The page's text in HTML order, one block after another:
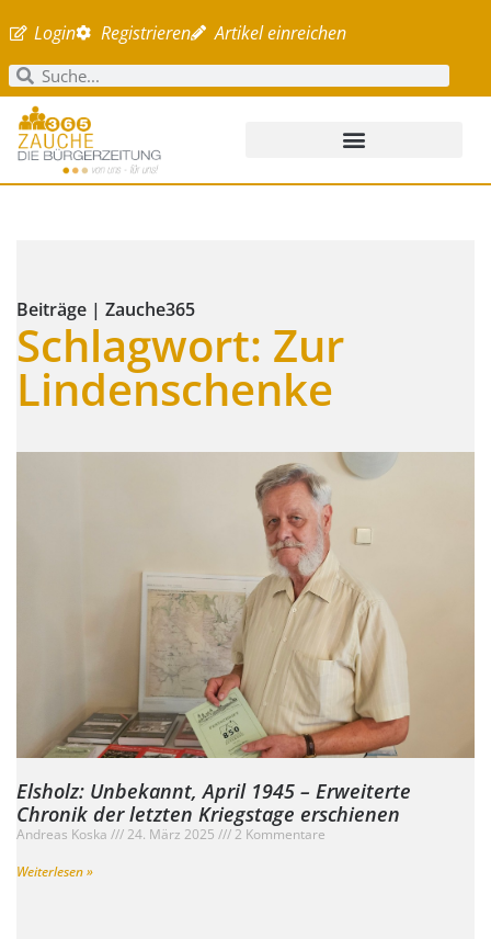
Login Registrieren Artikel einreichen
Beiträge | Zauche365
Schlagwort: Zur
Lindenschenke
Elsholz: Unbekannt, April 1945 – Erweiterte
Chronik der letzten Kriegstage erschienen
Andreas Koska 24. März 2025
2 Kommentare
Weiterlesen »